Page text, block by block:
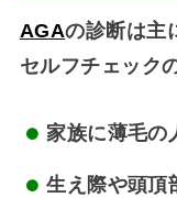
AGAの診断は主
セルフチェック
家族に薄毛の
生え際や頭頂